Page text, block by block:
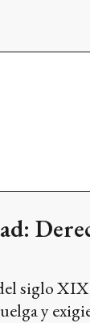
siglo
y